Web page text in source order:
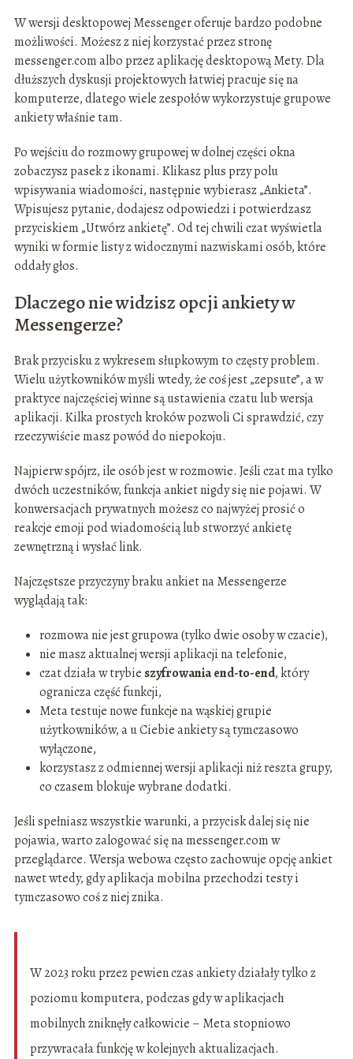
W wersji desktopowej Messenger oferuje bardzo podobne
możliwości. Możesz z niej korzystać przez stronę
messenger.com albo przez aplikację desktopową Mety. Dla
dłuższych dyskusji projektowych łatwiej pracuje się na
komputerze, dlatego wiele zespołów wykorzystuje grupowe
ankiety właśnie tam.
Po wejściu do rozmowy grupowej w dolnej części okna
zobaczysz pasek z ikonami. Klikasz plus przy polu
wpisywania wiadomości, następnie wybierasz „Ankieta”.
Wpisujesz pytanie, dodajesz odpowiedzi i potwierdzasz
przyciskiem „Utwórz ankietę”. Od tej chwili czat wyświetla
wyniki w formie listy z widocznymi nazwiskami osób, które
oddały głos.
Dlaczego nie widzisz opcji ankiety w
Messengerze?
Brak przycisku z wykresem słupkowym to częsty problem.
Wielu użytkowników myśli wtedy, że coś jest „zepsute”, a w
praktyce najczęściej winne są ustawienia czatu lub wersja
aplikacji. Kilka prostych kroków pozwoli Ci sprawdzić, czy
rzeczywiście masz powód do niepokoju.
Najpierw spójrz, ile osób jest w rozmowie. Jeśli czat ma tylko
dwóch uczestników, funkcja ankiet nigdy się nie pojawi. W
konwersacjach prywatnych możesz co najwyżej prosić o
reakcje emoji pod wiadomością lub stworzyć ankietę
zewnętrzną i wysłać link.
Najczęstsze przyczyny braku ankiet na Messengerze
wyglądają tak:
rozmowa nie jest grupowa (tylko dwie osoby w czacie),
nie masz aktualnej wersji aplikacji na telefonie,
czat działa w trybie szyfrowania end-to-end, który
ogranicza część funkcji,
Meta testuje nowe funkcje na wąskiej grupie
użytkowników, a u Ciebie ankiety są tymczasowo
wyłączone,
korzystasz z odmiennej wersji aplikacji niż reszta grupy,
co czasem blokuje wybrane dodatki.
Jeśli spełniasz wszystkie warunki, a przycisk dalej się nie
pojawia, warto zalogować się na messenger.com w
przeglądarce. Wersja webowa często zachowuje opcję ankiet
nawet wtedy, gdy aplikacja mobilna przechodzi testy i
tymczasowo coś z niej znika.
W 2023 roku przez pewien czas ankiety działały tylko z
poziomu komputera, podczas gdy w aplikacjach
mobilnych zniknęły całkowicie – Meta stopniowo
przywracała funkcję w kolejnych aktualizacjach.